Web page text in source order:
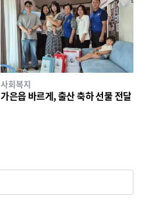
사회복지
가은읍 바르게, 출산 축하 선물 전달